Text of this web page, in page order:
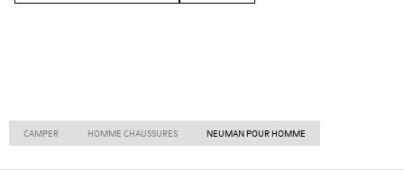
CAMPER HOMME CHAUSSURES NEUMAN POUR HOMME